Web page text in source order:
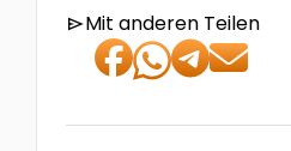
sendMit anderen Teilen